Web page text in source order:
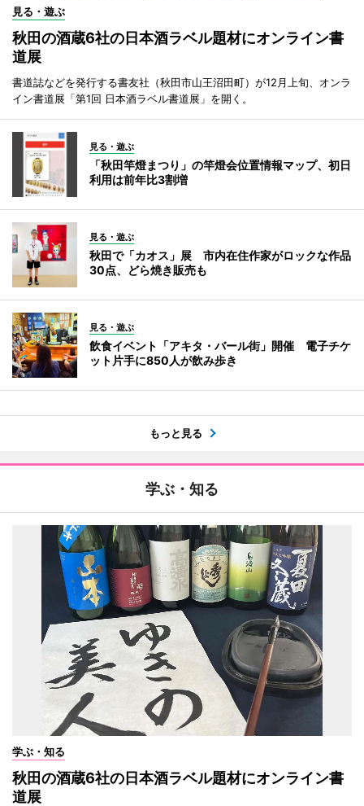
見る・遊ぶ
秋田の酒蔵6社の日本酒ラベル題材にオンライン書
道展
書道誌などを発行する書友社（秋田市山王沼田町）が12月上旬、オンラ
イン書道展「第1回 日本酒ラベル書道展」を開く。
見る・遊ぶ
「秋田竿燈まつり」の竿燈会位置情報マップ、初日
利用は前年比3割増
見る・遊ぶ
秋田で「カオス」展 市内在住作家がロックな作品
30点、どら焼き販売も
見る・遊ぶ
飲食イベント「アキタ・バール街」開催 電子チケ
ット片手に850人が飲み歩き
もっと見る
学ぶ・知る
学ぶ・知る
秋田の酒蔵6社の日本酒ラベル題材にオンライン書
道展